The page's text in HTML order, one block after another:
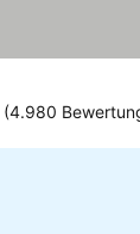
(4.980